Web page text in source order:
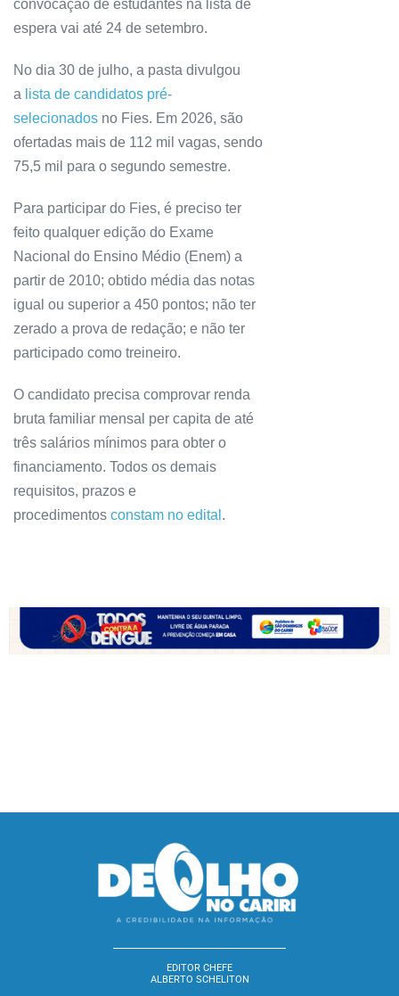
convocação de estudantes na lista de
espera vai até 24 de setembro.
No dia 30 de julho, a pasta divulgou
a lista de candidatos pré-
selecionados no Fies. Em 2026, são
ofertadas mais de 112 mil vagas, sendo
75,5 mil para o segundo semestre.
Para participar do Fies, é preciso ter
feito qualquer edição do Exame
Nacional do Ensino Médio (Enem) a
partir de 2010; obtido média das notas
igual ou superior a 450 pontos; não ter
zerado a prova de redação; e não ter
participado como treineiro.
O candidato precisa comprovar renda
bruta familiar mensal per capita de até
três salários mínimos para obter o
financiamento. Todos os demais
requisitos, prazos e
procedimentos constam no edital .
EDITOR CHEFE
ALBERTO SCHELITON